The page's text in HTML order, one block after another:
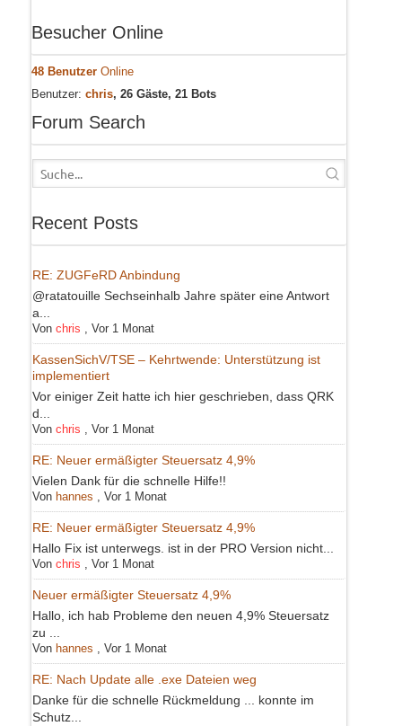
Besucher Online
48 Benutzer Online
Benutzer: chris, 26 Gäste, 21 Bots
Forum Search
Recent Posts
RE: ZUGFeRD Anbindung
@ratatouille Sechseinhalb Jahre später eine Antwort
a...
Von chris Vor 1 Monat
KassenSichV/TSE – Kehrtwende: Unterstützung ist
implementiert
Vor einiger Zeit hatte ich hier geschrieben, dass QRK
d...
Von chris Vor 1 Monat
RE: Neuer ermäßigter Steuersatz 4,9%
Vielen Dank für die schnelle Hilfe!!
Von hannes Vor 1 Monat
RE: Neuer ermäßigter Steuersatz 4,9%
Hallo Fix ist unterwegs. ist in der PRO Version nicht...
Von chris Vor 1 Monat
Neuer ermäßigter Steuersatz 4,9%
Hallo, ich hab Probleme den neuen 4,9% Steuersatz
zu ...
Von hannes Vor 1 Monat
RE: Nach Update alle .exe Dateien weg
Danke für die schnelle Rückmeldung ... konnte im
Schutz...